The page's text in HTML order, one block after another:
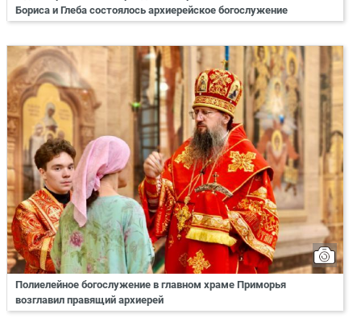
Бориса и Глеба состоялось архиерейское богослужение
Полиелейное богослужение в главном храме Приморья
возглавил правящий архиерей